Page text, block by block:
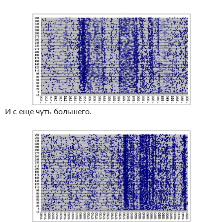
И с еще чуть большего.